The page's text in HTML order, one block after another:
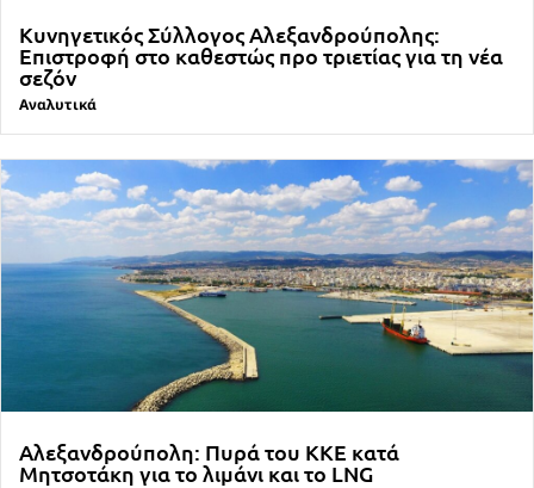
Κυνηγετικός Σύλλογος Αλεξανδρούπολης:
Επιστροφή στο καθεστώς προ τριετίας για τη νέα
σεζόν
Αναλυτικά
Αλεξανδρούπολη: Πυρά του ΚΚΕ κατά
Μητσοτάκη για το λιμάνι και το LNG